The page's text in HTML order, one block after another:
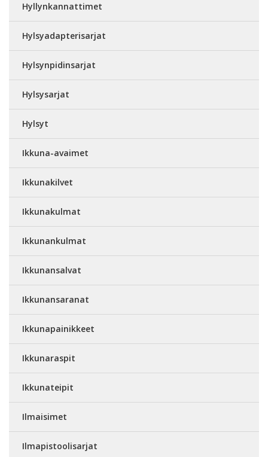
Hyllynkannattimet
Hylsyadapterisarjat
Hylsynpidinsarjat
Hylsysarjat
Hylsyt
Ikkuna-avaimet
Ikkunakilvet
Ikkunakulmat
Ikkunankulmat
Ikkunansalvat
Ikkunansaranat
Ikkunapainikkeet
Ikkunaraspit
Ikkunateipit
Ilmaisimet
Ilmapistoolisarjat